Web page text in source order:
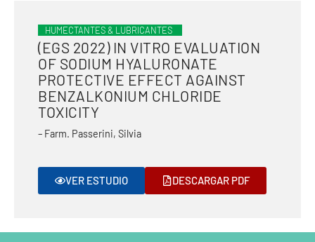
HUMECTANTES & LUBRICANTES
(EGS 2022) IN VITRO EVALUATION
OF SODIUM HYALURONATE
PROTECTIVE EFFECT AGAINST
BENZALKONIUM CHLORIDE
TOXICITY
– Farm. Passerini, Silvia
VER ESTUDIO DESCARGAR PDF